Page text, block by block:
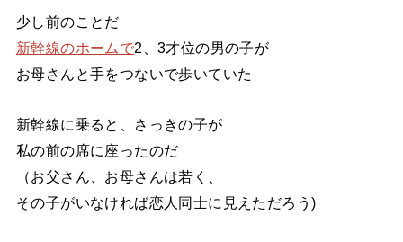
少し前のことだ
新幹線のホームで2、3才位の男の子が
お母さんと手をつないで歩いていた
新幹線に乗ると、さっきの子が
私の前の席に座ったのだ
（お父さん、お母さんは若く、
その子がいなければ恋人同士に見えただろう)